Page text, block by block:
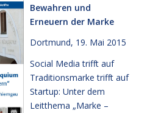
Bewahren und
Erneuern der Marke
Dortmund, 19. Mai 2015
Social Media trifft auf
Traditionsmarke trifft auf
Startup: Unter dem
Leitthema „Marke –